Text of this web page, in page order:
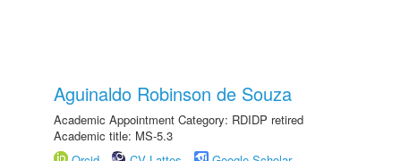
Aguinaldo Robinson de Souza
Academic Appointment Category: RDIDP retired
Academic title: MS-5.3